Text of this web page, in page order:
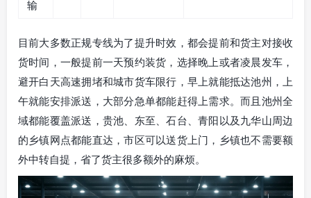
输
目前大多数正规专线为了提升时效，都会提前和货主对接收
货时间，一般提前一天预约装货，选择晚上或者凌晨发车，
避开白天高速拥堵和城市货车限行，早上就能抵达池州，上
午就能安排派送，大部分急单都能赶得上需求。而且池州全
域都能覆盖派送，贵池、东至、石台、青阳以及九华山周边
的乡镇网点都能直达，市区可以送货上门，乡镇也不需要额
外中转自提，省了货主很多额外的麻烦。